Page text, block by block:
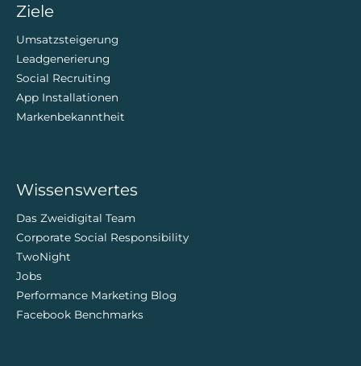
Ziele
Umsatzsteigerung
Leadgenerierung
Social Recruiting
App Installationen
Markenbekanntheit
Wissenswertes
Das Zweidigital Team
Corporate Social Responsibility
TwoNight
Jobs
Performance Marketing Blog
Facebook Benchmarks